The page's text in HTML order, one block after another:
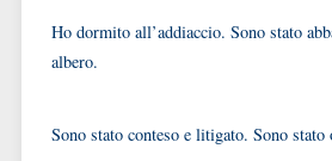
Ho dormito all’addiaccio. Sono stato
albero.
Sono stato conteso e litigato. Sono stato